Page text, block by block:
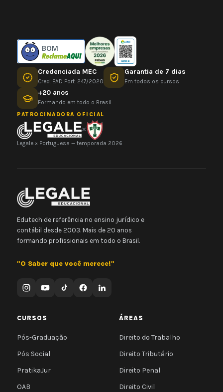
BOM
Credenciada MEC
Cred. EAD Port. 247/2020
Garantia de 7 dias
Em todos os cursos
+20 anos
Formando em todo o Brasil
PATROCINADORA OFICIAL
×
Legale × Portuguesa — temporada 2026
Edutech de referência no ensino jurídico e
contábil desde 2003. Mais de 20 anos
formando profissionais em todo o Brasil.
"O Saber que você merece!"
CURSOS
Pós-Graduação
Pós Social
PratikaJur
OAB
ÁREAS
Direito do Trabalho
Direito Tributário
Direito Penal
Direito Civil